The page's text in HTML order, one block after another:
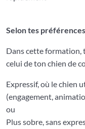
Selon tes
Dans cette formation,
celui de ton chien de
Expressif, où le chien
(engagement,
ou
Plus sobre, sans